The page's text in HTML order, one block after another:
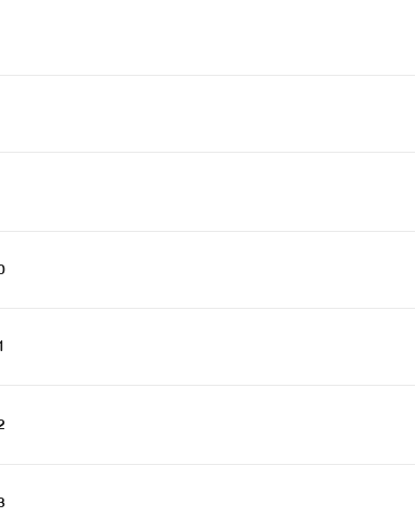
นี่ติดทะเล ติดภูเข้า และพื้นที่ทำมาหากินของชาวบ้าน
ะเองหรือราชากระจอก มี พี่สาวอยู่7คน แต่ละคนเกลียดห
ยของราชาองค์ก่อนหรือก็คือพ่อของพระเอกและพี่สาว
ถึงเมืองที่กำลังโดนสัตว์อสูรบุกแต่การกลับมาของพี่สา
ในห้องในระหว่างที่ทหารกำลังสู้กับสัตว์อสูร สุดท้าย
ำคือ15ปีและสูงสุดคือ25ปี พวกนางที่เพิ่งเข้าได้ไม่นา